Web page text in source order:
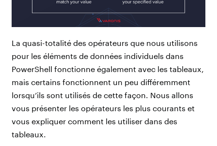
La quasi-totalité des opérateurs que nous utilisons
pour les éléments de données individuels dans
PowerShell fonctionne également avec les tableaux,
mais certains fonctionnent un peu différemment
lorsqu’ils sont utilisés de cette façon. Nous allons
vous présenter les opérateurs les plus courants et
vous expliquer comment les utiliser dans des
tableaux.